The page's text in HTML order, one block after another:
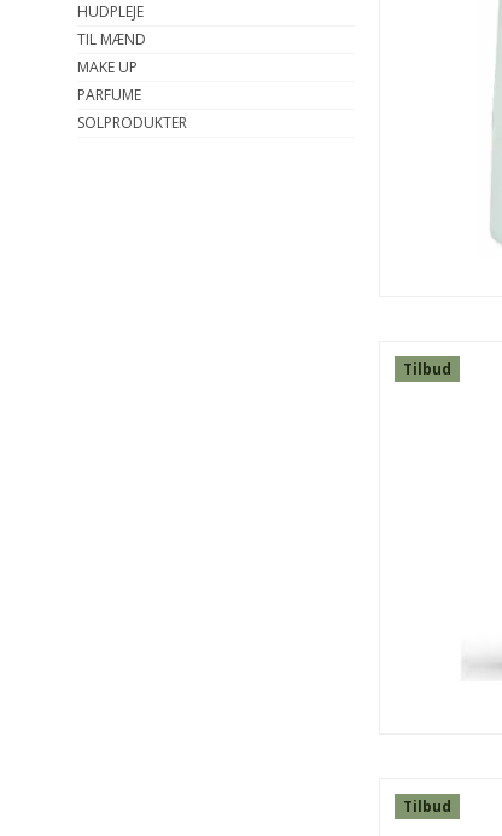
HUDPLEJE
TIL MÆND
MAKE UP
PARFUME
SOLPRODUKTER
Tilbud
Tilbud